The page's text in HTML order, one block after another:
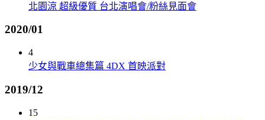
北園涼 超級優質 台北演唱會/粉絲見面會
2020/01
4
少女與戰車總集篇 4DX 首映派對
2019/12
15